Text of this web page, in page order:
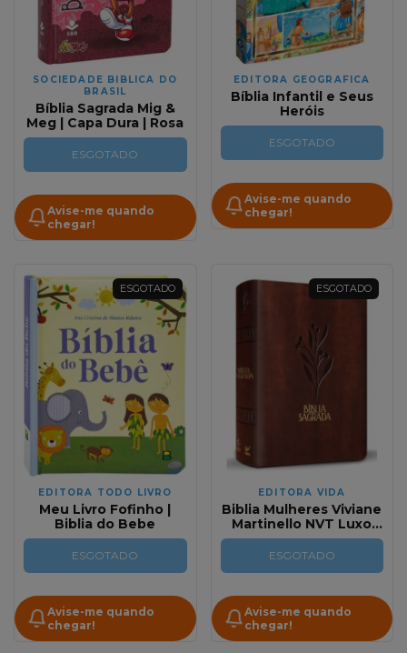
SOCIEDADE BIBLICA DO
BRASIL
Bíblia Sagrada Mig &
Meg | Capa Dura | Rosa
ESGOTADO
Avise-me quando
chegar!
EDITORA GEOGRAFICA
Bíblia Infantil e Seus
Heróis
ESGOTADO
Avise-me quando
chegar!
ESGOTADO
EDITORA TODO LIVRO
Meu Livro Fofinho |
Biblia do Bebe
ESGOTADO
Avise-me quando
chegar!
ESGOTADO
EDITORA VIDA
Biblia Mulheres Viviane
Martinello NVT Luxo
Oliveira Marrom
ESGOTADO
Avise-me quando
chegar!